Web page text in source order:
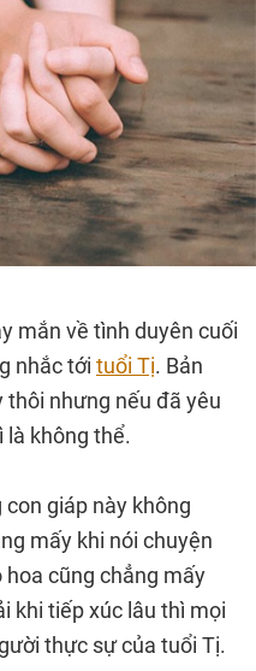
mắn về tình duyên cuối
nhắc tới tuổi Tị. Bản
thôi nhưng nếu đã yêu
là không thể.
giáp này không
mấy khi nói chuyện
cũng chẳng mấy
khi tiếp xúc lâu thì mọi
thực sự của tuổi Tị.